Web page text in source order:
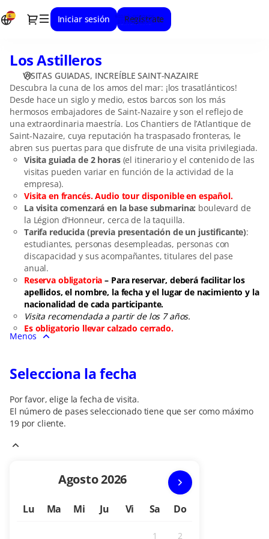
Diálogo
Iniciar sesión Regístrate
la
Astilleros]
Increíble
Saint-
Nazaire
Los
Astilleros
Los Astilleros
VISITAS GUIADAS INCREÍBLE SAINT-NAZAIRE
Descubra la cuna de los amos del mar: ¡los trasatlánticos!
Desde hace un siglo y medio, estos barcos son los más
hermosos embajadores de Saint-Nazaire y son el reflejo de
una extraordinaria maestría. Los Chantiers de l’Atlantique de
Saint-Nazaire, cuya reputación ha traspasado fronteras, le
abren sus puertas para que disfrute de una visita privilegiada.
Visita guiada de 2 horas (el itinerario y el contenido de las
visitas pueden variar en función de la actividad de la
empresa).
Visita en francés. Audio tour disponible en español.
La visita comenzará en la base submarina: boulevard de
la Légion d’Honneur, cerca de la taquilla.
Tarifa reducida (previa presentación de un justificante):
estudiantes, personas desempleadas, personas con
discapacidad y sus acompañantes, titulares del pase
anual.
Reserva obligatoria– Para reservar, deberá facilitar los
apellidos, el nombre, la fecha y el lugar de nacimiento y la
nacionalidad de cada participante.
Visita recomendada a partir de los 7 años.
Es obligatorio llevar calzado cerrado.
Menos
Selecciona la fecha
Por favor, elige la fecha de visita.
El número de pases seleccionado tiene que ser como máximo
19por cliente.
Mes
curso
Agosto2026
Lu Ma Mi Ju Vi Sa Do
1 2